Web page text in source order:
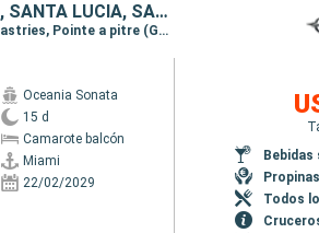
ESTADOS UNIDOS, ANTIGUA Y BARBUDA, DOMINICA, BARBADOS, SANTA LUCIA, SAN VINCENT Y LAS GRANADINAS
Itinerario : Miami, Charlotte Amalie, Saint John's, Roseau, Bridgetown, Kingstown, Castries, Pointe a pitre (Guadalupe), Bequia, Miami
Oceania Sonata
15 d
Camarote balcón
Miami
22/02/2029
Todos